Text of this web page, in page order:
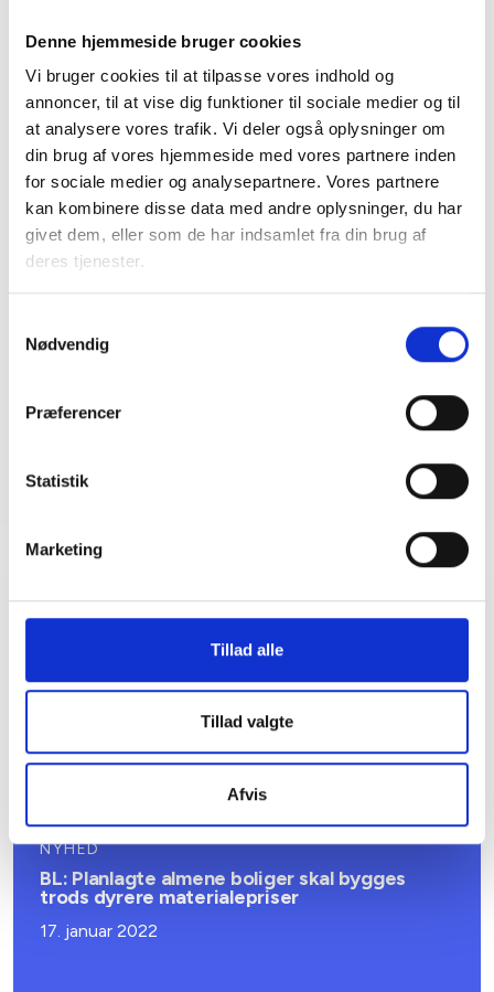
Denne hjemmeside bruger cookies
Vi bruger cookies til at tilpasse vores indhold og
annoncer, til at vise dig funktioner til sociale medier og til
at analysere vores trafik. Vi deler også oplysninger om
din brug af vores hjemmeside med vores partnere inden
for sociale medier og analysepartnere. Vores partnere
kan kombinere disse data med andre oplysninger, du har
givet dem, eller som de har indsamlet fra din brug af
deres tjenester.
Nødvendig
Præferencer
Statistik
Marketing
Tillad alle
Tillad valgte
Afvis
Byggeskadefondens eftersyn og skadedækning?
Så sidder du i driften eller i byggeafdelingen og vil
opdateres på, hvad Byggeskadefonden kan hjælpe dig
med, og ikke mindst hvad du selv kan gøre for at undgå
skader, så deltag i ERFA-mødet nær dig:
Kontakt
Mikkel Jungshoved
Relateret indhold Viden
NYHED
ERFA-møder om universelt design i drift og
NYHED
BL: Planlagte almene boliger skal bygges
trods dyrere materialepriser
17. januar 2022